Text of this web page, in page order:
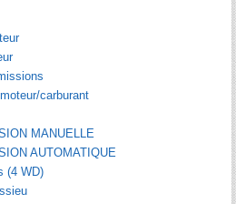
carburant
MANUELLE
AUTOMATIQUE
(4 WD)